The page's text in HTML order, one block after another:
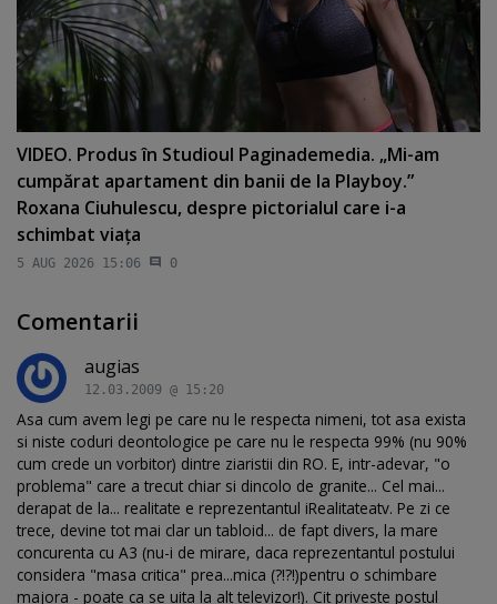
VIDEO. Produs în Studioul Paginademedia. „Mi-am
cumpărat apartament din banii de la Playboy.”
Roxana Ciuhulescu, despre pictorialul care i-a
schimbat viaţa
5 AUG 2026 15:06 0
Comentarii
augias
12.03.2009 @ 15:20
Asa cum avem legi pe care nu le respecta nimeni, tot asa exista
si niste coduri deontologice pe care nu le respecta 99% (nu 90%
cum crede un vorbitor) dintre ziaristii din RO. E, intr-adevar, "o
problema" care a trecut chiar si dincolo de granite... Cel mai...
derapat de la... realitate e reprezentantul iRealitateatv. Pe zi ce
trece, devine tot mai clar un tabloid... de fapt divers, la mare
concurenta cu A3 (nu-i de mirare, daca reprezentantul postului
considera "masa critica" prea...mica (?!?!)pentru o schimbare
majora - poate ca se uita la alt televizor!). Cit priveste postul